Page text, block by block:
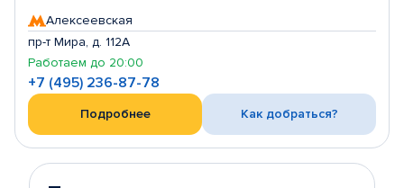
Алексеевская
пр-т Мира, д. 112А
Работаем до 20:00
+7 (495) 236-87-78
Подробнее Как добраться?